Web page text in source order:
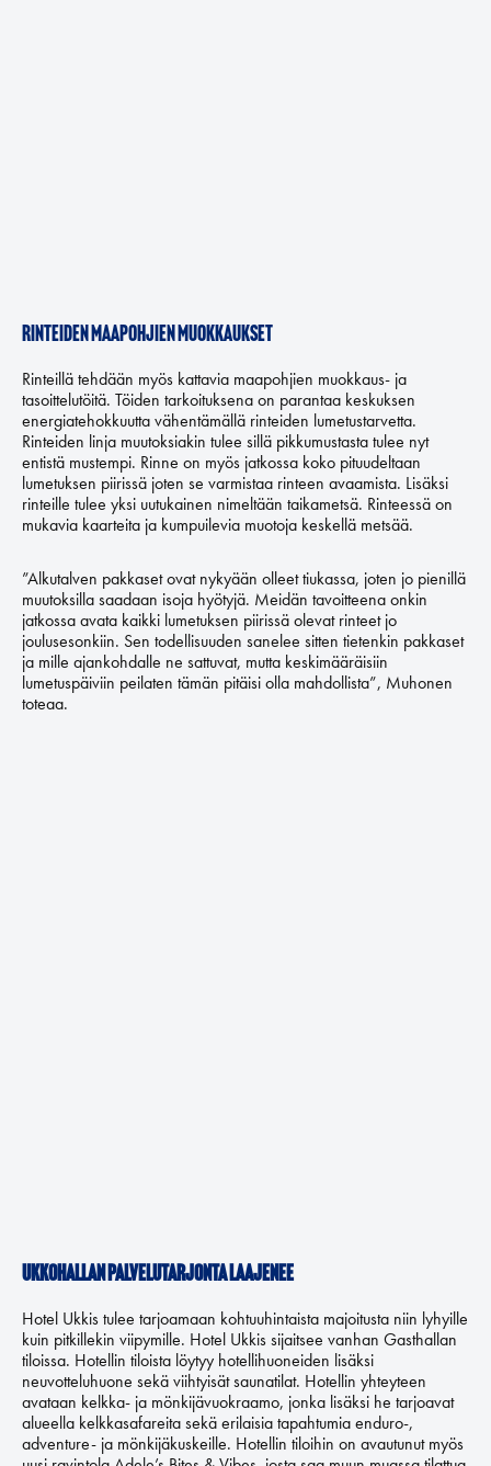
Rinteiden maapohjien muokkaukset
Rinteillä tehdään myös kattavia maapohjien muokkaus- ja
tasoittelutöitä. Töiden tarkoituksena on parantaa keskuksen
energiatehokkuutta vähentämällä rinteiden lumetustarvetta.
Rinteiden linja muutoksiakin tulee sillä pikkumustasta tulee nyt
entistä mustempi. Rinne on myös jatkossa koko pituudeltaan
lumetuksen piirissä joten se varmistaa rinteen avaamista. Lisäksi
rinteille tulee yksi uutukainen nimeltään taikametsä. Rinteessä on
mukavia kaarteita ja kumpuilevia muotoja keskellä metsää.
”Alkutalven pakkaset ovat nykyään olleet tiukassa, joten jo pienillä
muutoksilla saadaan isoja hyötyjä. Meidän tavoitteena onkin
jatkossa avata kaikki lumetuksen piirissä olevat rinteet jo
joulusesonkiin. Sen todellisuuden sanelee sitten tietenkin pakkaset
ja mille ajankohdalle ne sattuvat, mutta keskimääräisiin
lumetuspäiviin peilaten tämän pitäisi olla mahdollista”, Muhonen
toteaa.
Ukkohallan palvelutarjonta laajenee
Hotel Ukkis tulee tarjoamaan kohtuuhintaista majoitusta niin lyhyille
kuin pitkillekin viipymille. Hotel Ukkis sijaitsee vanhan Gasthallan
tiloissa. Hotellin tiloista löytyy hotellihuoneiden lisäksi
neuvotteluhuone sekä viihtyisät saunatilat. Hotellin yhteyteen
avataan kelkka- ja mönkijävuokraamo, jonka lisäksi he tarjoavat
alueella kelkkasafareita sekä erilaisia tapahtumia enduro-,
adventure- ja mönkijäkuskeille. Hotellin tiloihin on avautunut myös